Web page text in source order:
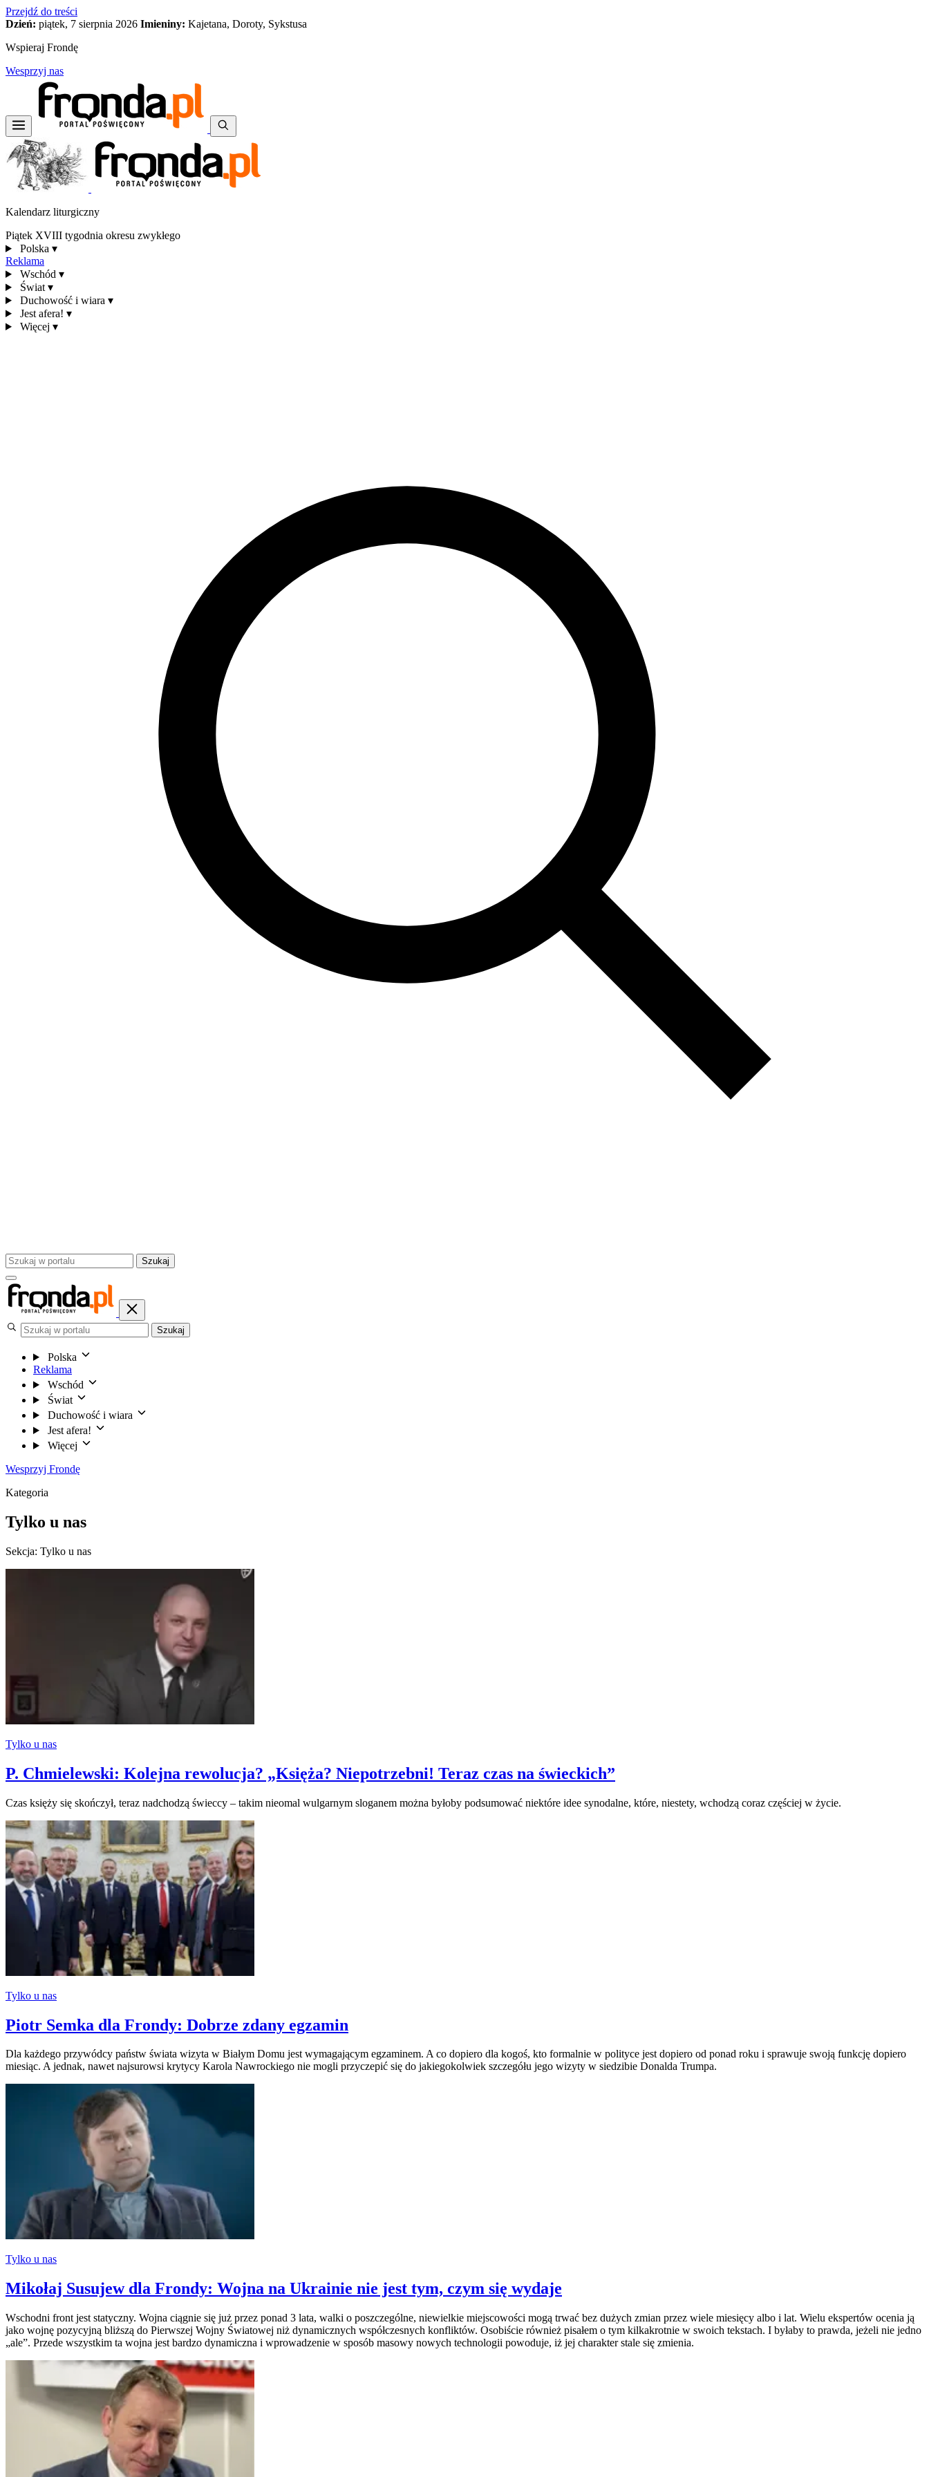
Przejdź do treści
Dzień: piątek, 7 sierpnia 2026 Imieniny: Kajetana, Doroty, Sykstusa
Wspieraj Frondę
Wesprzyj nas
Kalendarz liturgiczny
Piątek XVIII tygodnia okresu zwykłego
Polska ▾
Reklama
Wschód ▾
Świat ▾
Duchowość i wiara ▾
Jest afera! ▾
Więcej ▾
Szukaj
Szukaj
Polska
Reklama
Wschód
Świat
Duchowość i wiara
Jest afera!
Więcej
Wesprzyj Frondę
Kategoria
Tylko u nas
Sekcja: Tylko u nas
Tylko u nas
P. Chmielewski: Kolejna rewolucja? „Księża? Niepotrzebni! Teraz czas na świeckich”
Czas księży się skończył, teraz nadchodzą świeccy – takim nieomal wulgarnym sloganem można byłoby podsumować niektóre idee synodalne, które, niestety, wchodzą coraz częściej w życie.
Tylko u nas
Piotr Semka dla Frondy: Dobrze zdany egzamin
Dla każdego przywódcy państw świata wizyta w Białym Domu jest wymagającym egzaminem. A co dopiero dla kogoś, kto formalnie w polityce jest dopiero od ponad roku i sprawuje swoją funkcję dopiero
miesiąc. A jednak, nawet najsurowsi krytycy Karola Nawrockiego nie mogli przyczepić się do jakiegokolwiek szczegółu jego wizyty w siedzibie Donalda Trumpa.
Tylko u nas
Mikołaj Susujew dla Frondy: Wojna na Ukrainie nie jest tym, czym się wydaje
Wschodni front jest statyczny. Wojna ciągnie się już przez ponad 3 lata, walki o poszczególne, niewielkie miejscowości mogą trwać bez dużych zmian przez wiele miesięcy albo i lat. Wielu ekspertów ocenia ją
jako wojnę pozycyjną bliższą do Pierwszej Wojny Światowej niż dynamicznych współczesnych konfliktów. Osobiście również pisałem o tym kilkakrotnie w swoich tekstach. I byłaby to prawda, jeżeli nie jedno
„ale”. Przede wszystkim ta wojna jest bardzo dynamiczna i wprowadzenie w sposób masowy nowych technologii powoduje, iż jej charakter stale się zmienia.